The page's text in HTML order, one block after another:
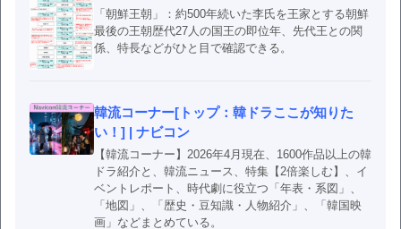
「朝鮮王朝」：約500年続いた李氏を王家とする朝鮮
最後の王朝歴代27人の国王の即位年、先代王との関
係、特長などがひと目で確認できる。
韓流コーナー[トップ：韓ドラここが知りた
い！] | ナビコン
【韓流コーナー】2026年4月現在、1600作品以上の韓
ドラ紹介と、韓流ニュース、特集【2倍楽しむ】、イ
ベントレポート、時代劇に役立つ「年表・系図」、
「地図」、「歴史・豆知識・人物紹介」、「韓国映
画」などまとめている。